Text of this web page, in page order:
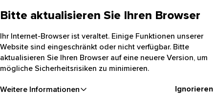
Bitte aktualisieren Sie Ihren Browser
Ihr Internet-Browser ist veraltet. Einige Funktionen unserer
Website sind eingeschränkt oder nicht verfügbar. Bitte
aktualisieren Sie Ihren Browser auf eine neuere Version, um
mögliche Sicherheitsrisiken zu minimieren.
Weitere Informationen Ignorieren